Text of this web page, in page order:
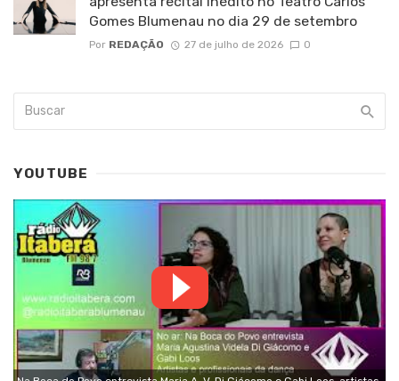
Gomes Blumenau no dia 29 de setembro
Por REDAÇÃO 27 de julho de 2026 0
YOUTUBE